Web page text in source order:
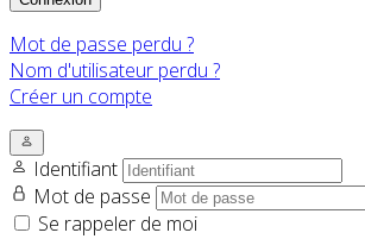
Mot de passe perdu ?
Nom d'utilisateur perdu ?
Créer un compte
Identifiant
Mot de passe
Se rappeler de moi